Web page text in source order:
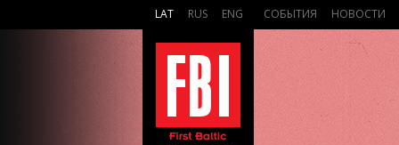
LAT RUS ENG СОБЫТИЯ НОВОСТИ